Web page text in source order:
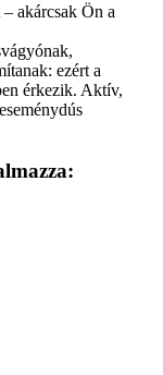
akárcsak Ön a
ezért a
érkezik. Aktív,